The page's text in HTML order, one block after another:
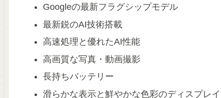
Googleの最新フラグシップモデル
最新鋭のAI技術搭載
高速処理と優れたAI性能
高画質な写真・動画撮影
長持ちバッテリー
滑らかな表示と鮮やかな色彩のディスプレイ